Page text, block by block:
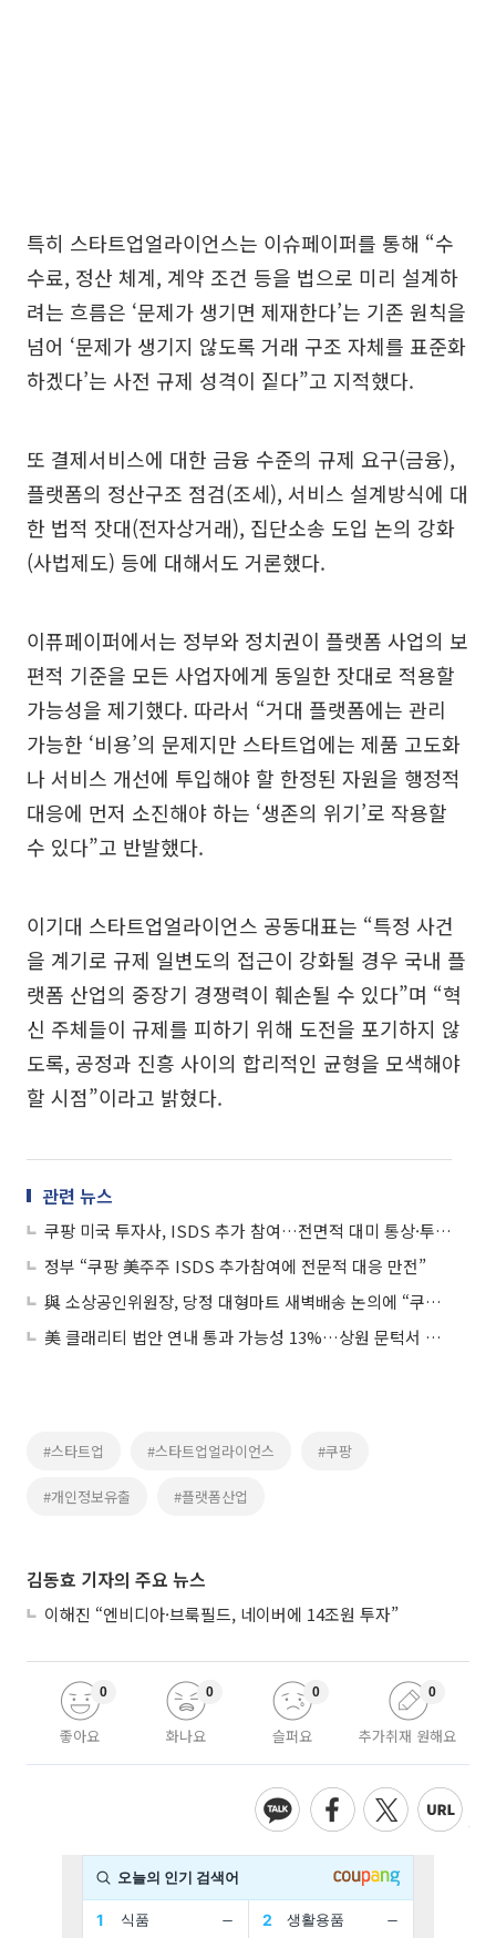
특히 스타트업얼라이언스는 이슈페이퍼를 통해 “수
수료, 정산 체계, 계약 조건 등을 법으로 미리 설계하
려는 흐름은 ‘문제가 생기면 제재한다’는 기존 원칙을
넘어 ‘문제가 생기지 않도록 거래 구조 자체를 표준화
하겠다’는 사전 규제 성격이 짙다”고 지적했다.
또 결제서비스에 대한 금융 수준의 규제 요구(금융),
플랫폼의 정산구조 점검(조세), 서비스 설계방식에 대
한 법적 잣대(전자상거래), 집단소송 도입 논의 강화
(사법제도) 등에 대해서도 거론했다.
이퓨페이퍼에서는 정부와 정치권이 플랫폼 사업의 보
편적 기준을 모든 사업자에게 동일한 잣대로 적용할
가능성을 제기했다. 따라서 “거대 플랫폼에는 관리
가능한 ‘비용’의 문제지만 스타트업에는 제품 고도화
나 서비스 개선에 투입해야 할 한정된 자원을 행정적
대응에 먼저 소진해야 하는 ‘생존의 위기’로 작용할
수 있다”고 반발했다.
이기대 스타트업얼라이언스 공동대표는 “특정 사건
을 계기로 규제 일변도의 접근이 강화될 경우 국내 플
랫폼 산업의 중장기 경쟁력이 훼손될 수 있다”며 “혁
신 주체들이 규제를 피하기 위해 도전을 포기하지 않
도록, 공정과 진흥 사이의 합리적인 균형을 모색해야
할 시점”이라고 밝혔다.
관련 뉴스
쿠팡 미국 투자사, ISDS 추가 참여…전면적 대미 통상·투자 분쟁으로 이어지나
정부 “쿠팡 美주주 ISDS 추가참여에 전문적 대응 만전”
與 소상공인위원장, 당정 대형마트 새벽배송 논의에 “쿠팡 견제에 소상공인 희생 안돼”
美 클래리티 법안 연내 통과 가능성 13%…상원 문턱서 제동
#스타트업 #스타트업얼라이언스 #쿠팡
#개인정보유출 #플랫폼산업
김동효 기자의 주요 뉴스
이해진 “엔비디아·브룩필드, 네이버에 14조원 투자”
좋아요
0
화나요
0
슬퍼요
0
추가취재 원해요
0